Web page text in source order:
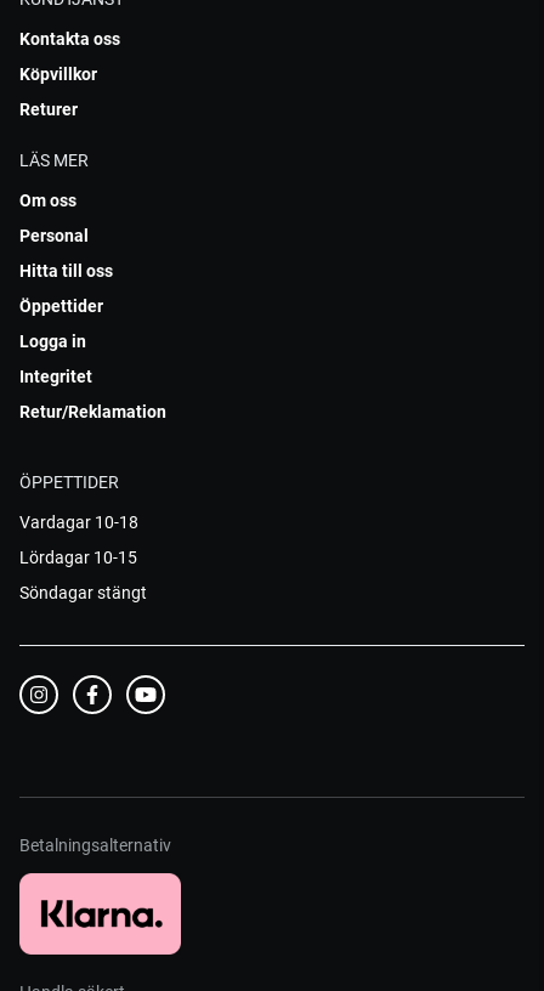
Kontakta oss
Köpvillkor
Returer
LÄS MER
Om oss
Personal
Hitta till oss
Öppettider
Logga in
Integritet
Retur/Reklamation
ÖPPETTIDER
Vardagar 10-18
Lördagar 10-15
Söndagar stängt
Betalningsalternativ